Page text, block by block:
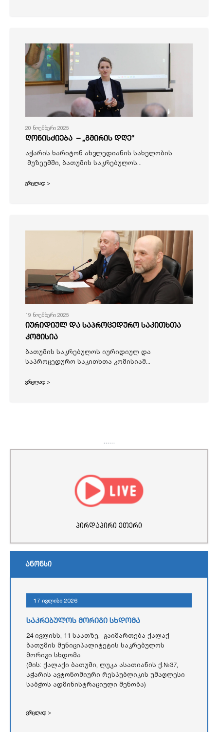
20 ნოემბერი 2025
ღონისძიება – „გმირის დღე“
აჭარის ხარიტონ ახვლედიანის სახელობის
მუზეუმში, ბათუმის საკრებულოს...
ვრცლად >
19 ნოემბერი 2025
იურიდიულ და საპროცედურო საკითხთა
კომისია
ბათუმის საკრებულოს იურიდიულ და
საპროცედურო საკითხთა კომისიამ...
ვრცლად >
......
პირდაპირი ეთერი
ანონსი
17 ივლისი 2026
საკრებულოს მორიგი სხდომა
24 ივლისს, 11 საათზე, გაიმართება ქალაქ
ბათუმის მუნიციპალიტეტის საკრებულოს
მორიგი სხდომა
(მის: ქალაქი ბათუმი, ლუკა ასათიანის ქ.№37,
აჭარის ავტონომიური რესპუბლიკის უმაღლესი
საბჭოს ადმინისტრაციული შენობა)
ვრცლად >